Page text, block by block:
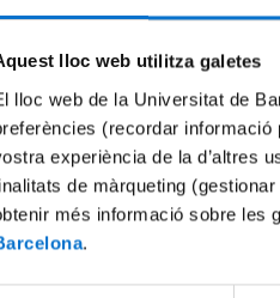
lloc web utilitza galetes
lloc web de la Universitat de
(recordar
experiència de la d’altres
de màrqueting
més informació sobre les
.